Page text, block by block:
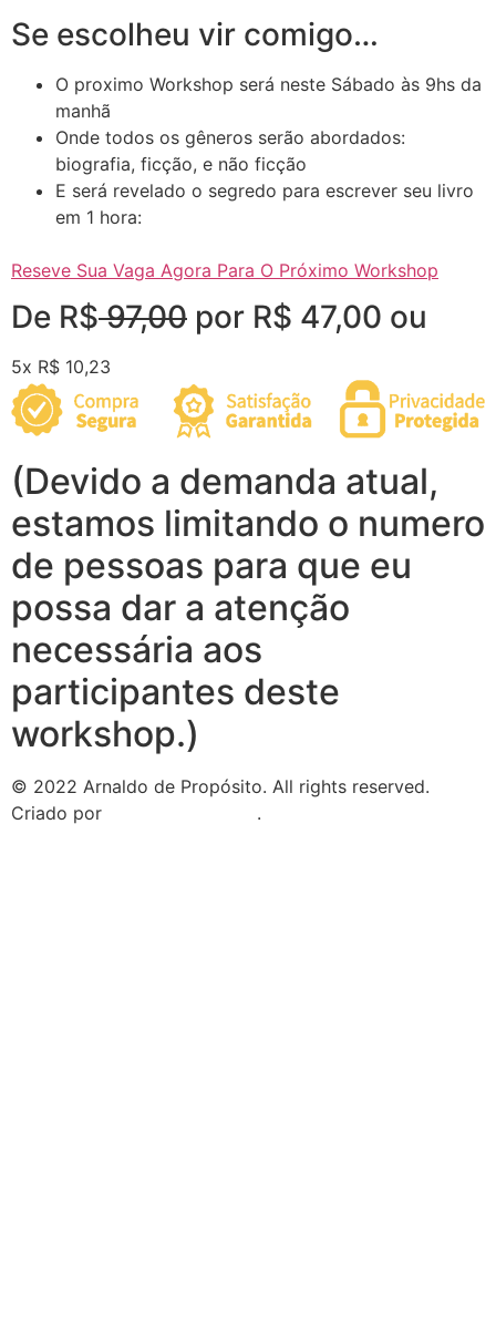
Se escolheu vir comigo…
O proximo Workshop será neste Sábado às 9hs da
manhã
Onde todos os gêneros serão abordados:
biografia, ficção, e não ficção
E será revelado o segredo para escrever seu livro
em 1 hora:
Reseve Sua Vaga Agora Para O Próximo Workshop
De R$97,00 por R$ 47,00 ou
5x R$ 10,23
(Devido a demanda atual,
estamos limitando o numero
de pessoas para que eu
possa dar a atenção
necessária aos
participantes deste
workshop.)
© 2022 Arnaldo de Propósito. All rights reserved.
Criado por
.